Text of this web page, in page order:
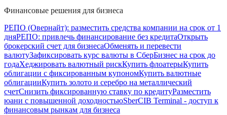
Финансовые решения для бизнеса
РЕПО (Овернайт): разместить средства компании на срок от 1
дняРЕПО: привлечь финансирование без кредитаОткрыть
брокерский счет для бизнесаОбменять и перевести
валютуЗафиксировать курс валюты в СберБизнес на срок до
годаХеджировать валютный рискКупить флоатерыКупить
облигации с фиксированным купономКупить валютные
облигацииКупить золото и серебро на металлический
счетСнизить фиксированную ставку по кредитуРазместить
юани с повышенной доходностьюSberCIB Terminal - доступ к
финансовым рынкам для бизнеса